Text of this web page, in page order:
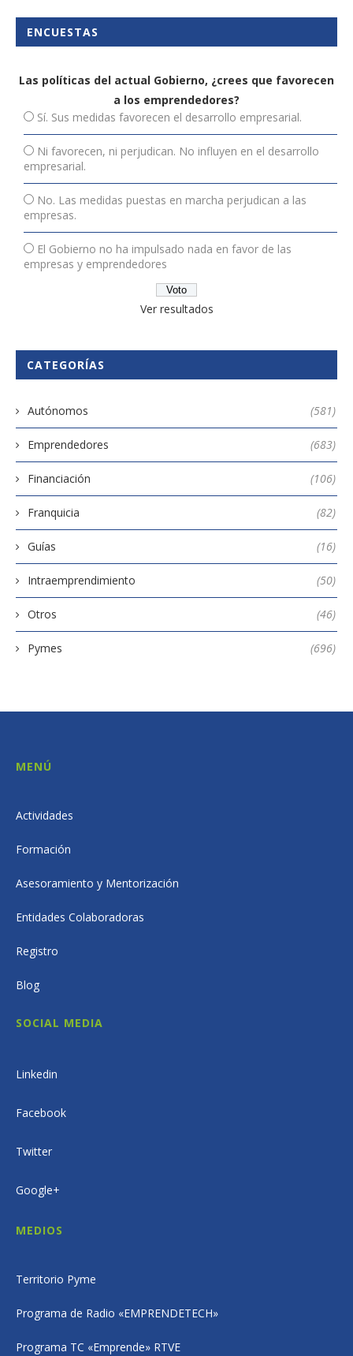
ENCUESTAS
Las políticas del actual Gobierno, ¿crees que favorecen
a los emprendedores?
Sí. Sus medidas favorecen el desarrollo empresarial.
Ni favorecen, ni perjudican. No influyen en el desarrollo
empresarial.
No. Las medidas puestas en marcha perjudican a las
empresas.
El Gobierno no ha impulsado nada en favor de las
empresas y emprendedores
Ver resultados
CATEGORÍAS
Autónomos (581)
Emprendedores (683)
Financiación (106)
Franquicia (82)
Guías (16)
Intraemprendimiento (50)
Otros (46)
Pymes (696)
MENÚ
Actividades
Formación
Asesoramiento y Mentorización
Entidades Colaboradoras
Registro
Blog
SOCIAL MEDIA
Linkedin
Facebook
Twitter
Google+
MEDIOS
Territorio Pyme
Programa de Radio «EMPRENDETECH»
Programa TC «Emprende» RTVE